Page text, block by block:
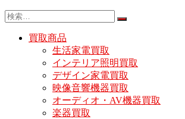
買取商品
生活家電買取
インテリア照明買取
デザイン家電買取
映像音響機器買取
オーディオ・AV機器買取
楽器買取